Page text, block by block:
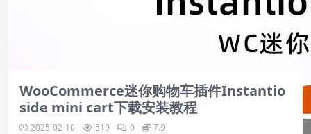
Instantio side mini cart安装设置教程-第1集
WooCommerce迷你购物车插件Instantio
side mini cart下载安装教程
2025-02-10 519 0 7.9